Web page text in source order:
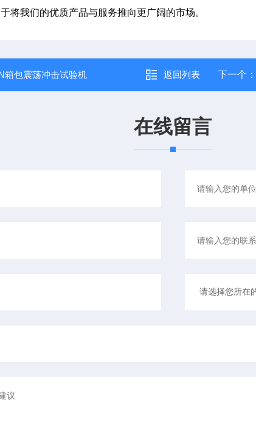
将我们的优质产品与服务推向更广阔的市场。
箱包震荡冲击试验机 返回列表 下一个：
在线留言